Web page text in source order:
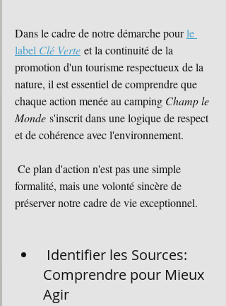
Dans le cadre de notre démarche pour le
label Clé Verte et la continuité de la
promotion d'un tourisme respectueux de la
nature, il est essentiel de comprendre que
chaque action menée au camping Champ le
Monde s'inscrit dans une logique de respect
et de cohérence avec l'environnement.
formalité, mais une volonté sincère de
préserver notre cadre de vie exceptionnel.
Comprendre pour Mieux
Agir